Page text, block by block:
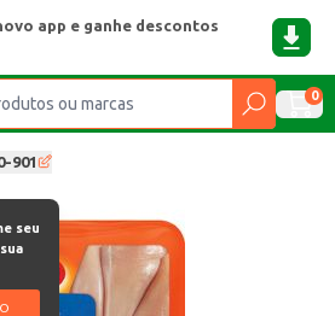
app e ganhe descontos
0
901
seu